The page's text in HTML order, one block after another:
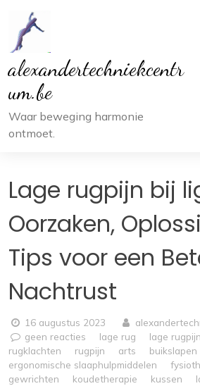
inhoud
alexandertechniekcentr
um.be
Waar beweging harmonie
ontmoet.
Lage rugpijn bij
Oorzaken,
Tips voor een
Nachtrust
16 augustus 2023
geen reacties
lage rug lage rugpijn
rugklachten
rugpijn arts
buikslapen
ergonomische slaaphulpmiddelen
gewrichten
koudetherapie kussen